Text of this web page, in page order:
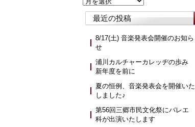
ニ
最近の投稿
8/17(土) 音楽発表会開催のお知ら
せ
浦川カルチャーカレッヂの歩み
新年度を前に
夏の恒例、音楽発表会を開催いた
しました♪
第56回三郷市民文化祭にバレエ
科が出演いたします